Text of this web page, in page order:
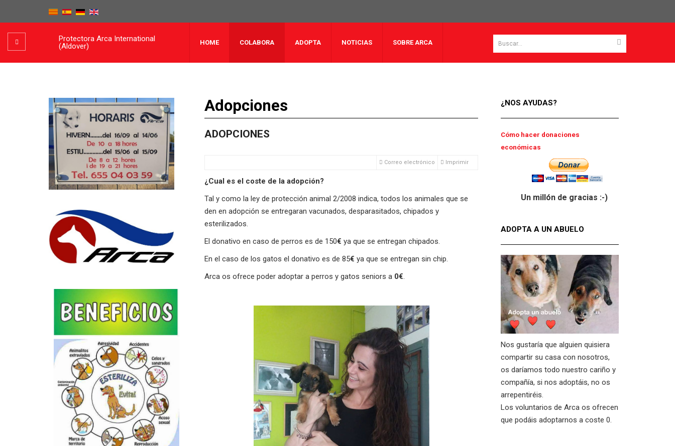
Protectora Arca International
(Aldover)
HOME COLABORA ADOPTA NOTICIAS SOBRE ARCA
Adopciones
ADOPCIONES
Imprimir
Correo electrónico
¿Cual es el coste de la adopción?
Tal y como la ley de protección animal 2/2008 indica, todos los animales que se
den en adopción se entregaran vacunados, desparasitados, chipados y
esterilizados.
El donativo en caso de perros es de 150€ ya que se entregan chipados.
En el caso de los gatos el donativo es de 85€ ya que se entregan sin chip.
Arca os ofrece poder adoptar a perros y gatos seniors a 0€.
¿NOS AYUDAS?
Cómo hacer donaciones
económicas
Un millón de gracias :-)
ADOPTA A UN ABUELO
Nos gustaría que alguien quisiera
compartir su casa con nosotros,
os daríamos todo nuestro cariño y
compañía, si nos adoptáis, no os
arrepentiréis.
Los voluntarios de Arca os ofrecen
que podáis adoptarnos a coste 0.